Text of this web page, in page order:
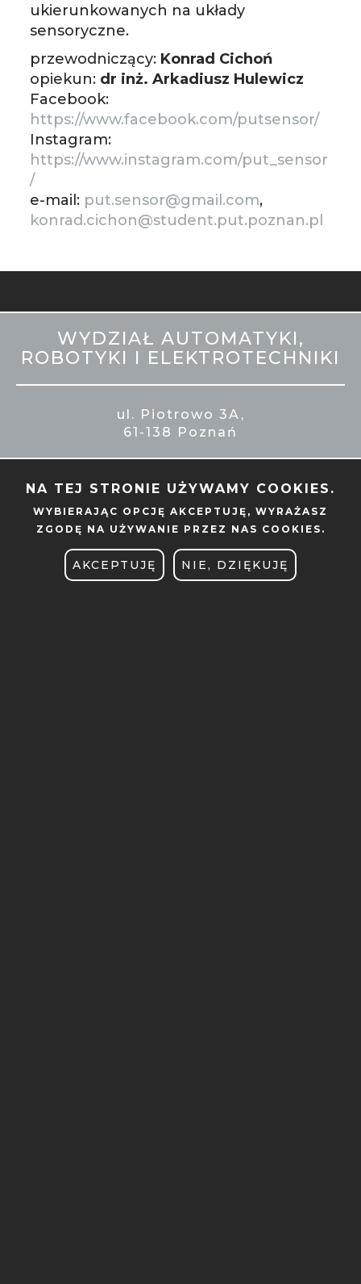
ukierunkowanych na układy
sensoryczne.
przewodniczący: Konrad Cichoń
opiekun: dr inż. Arkadiusz Hulewicz
Facebook:
https://www.facebook.com/putsensor/
Instagram:
https://www.instagram.com/put_sensor
/
e-mail: put.sensor@gmail.com,
konrad.cichon@student.put.poznan.pl
MOBILE
STOPKA
ADMINISTRACJA
BIBLIOTEKA
WYDZIAŁ AUTOMATYKI,
ROBOTYKI I ELEKTROTECHNIKI
ul. Piotrowo 3A,
61-138 Poznań
NA TEJ STRONIE UŻYWAMY COOKIES.
WYBIERAJĄC OPCJĘ AKCEPTUJĘ , WYRAŻASZ
ZGODĘ NA UŻYWANIE PRZEZ NAS COOKIES.
AKCEPTUJĘ NIE, DZIĘKUJĘ